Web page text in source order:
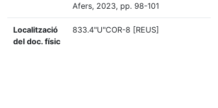
Afers, 2023, pp. 98-101
Localització
del doc. físic
833.4"U"COR-8 [REUS]